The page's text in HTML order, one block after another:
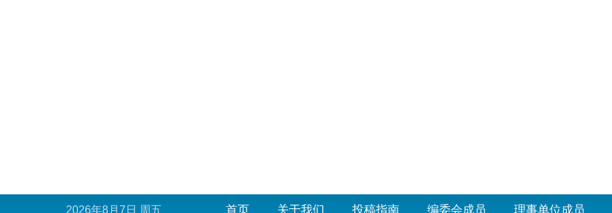
2026年8月7日 周五 首页 关于我们 投稿指南 编委会成员 理事单位成员